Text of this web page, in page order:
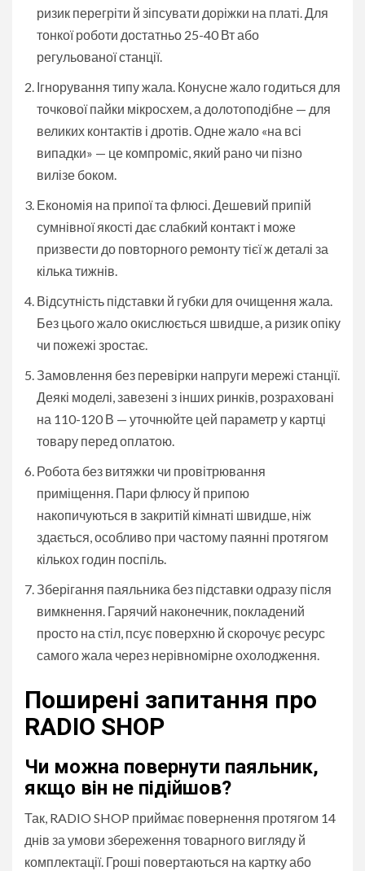
ризик перегріти й зіпсувати доріжки на платі. Для
тонкої роботи достатньо 25-40 Вт або
регульованої станції.
Ігнорування типу жала. Конусне жало годиться для
точкової пайки мікросхем, а долотоподібне — для
великих контактів і дротів. Одне жало «на всі
випадки» — це компроміс, який рано чи пізно
вилізе боком.
Економія на припої та флюсі. Дешевий припій
сумнівної якості дає слабкий контакт і може
призвести до повторного ремонту тієї ж деталі за
кілька тижнів.
Відсутність підставки й губки для очищення жала.
Без цього жало окислюється швидше, а ризик опіку
чи пожежі зростає.
Замовлення без перевірки напруги мережі станції.
Деякі моделі, завезені з інших ринків, розраховані
на 110-120 В — уточнюйте цей параметр у картці
товару перед оплатою.
Робота без витяжки чи провітрювання
приміщення. Пари флюсу й припою
накопичуються в закритій кімнаті швидше, ніж
здається, особливо при частому паянні протягом
кількох годин поспіль.
Зберігання паяльника без підставки одразу після
вимкнення. Гарячий наконечник, покладений
просто на стіл, псує поверхню й скорочує ресурс
самого жала через нерівномірне охолодження.
Поширені запитання про
RADIO SHOP
Чи можна повернути паяльник,
якщо він не підійшов?
Так, RADIO SHOP приймає повернення протягом 14
днів за умови збереження товарного вигляду й
комплектації. Гроші повертаються на картку або